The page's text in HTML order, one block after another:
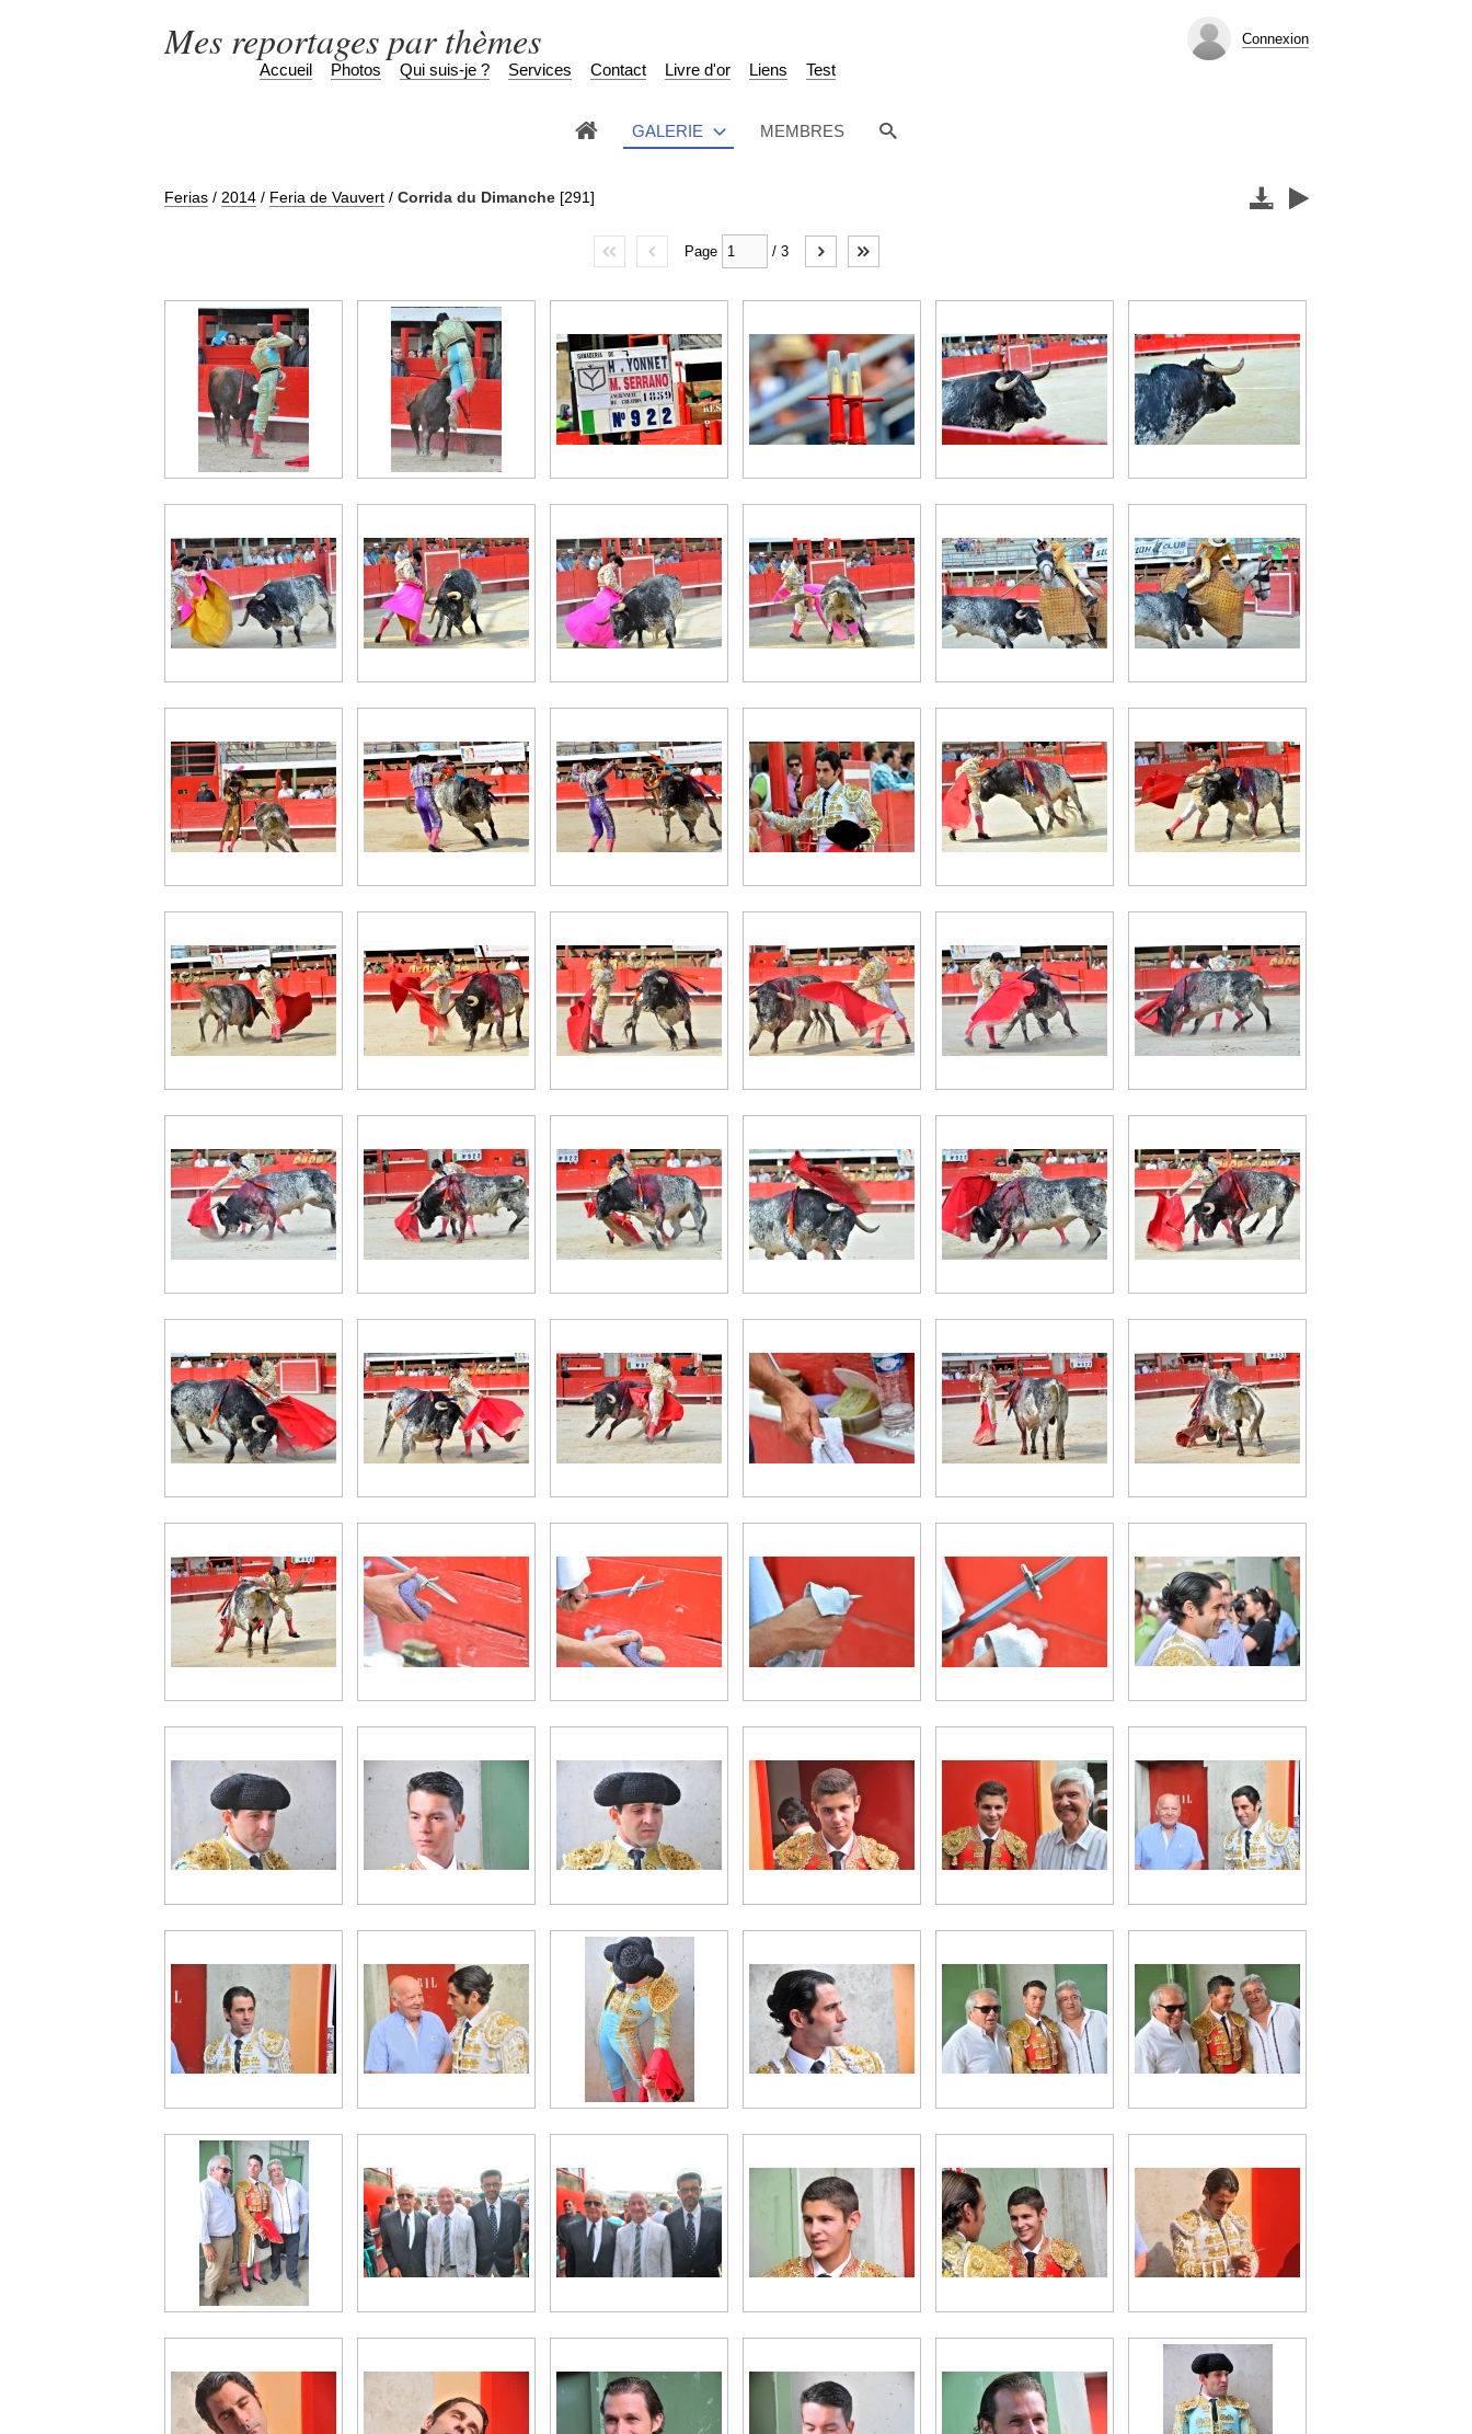
Mes reportages par thèmes Connexion
GALERIE MEMBRES
Ferias / 2014 / Feria de Vauvert / Corrida du Dimanche [291]  
Page / 3
Accueil Photos Qui suis-je ? Services Contact Livre d'or Liens Test